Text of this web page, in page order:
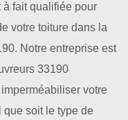
à fait qualifiée pour
votre toiture dans la
Notre entreprise est
33190
votre
que soit le type de